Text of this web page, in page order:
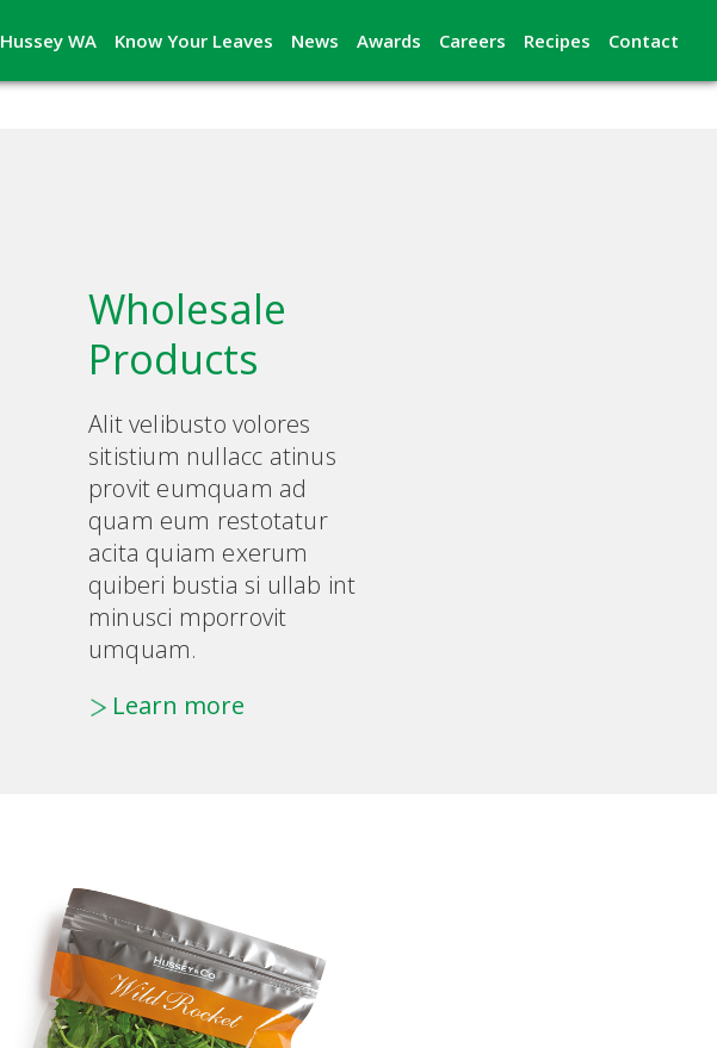
Hussey WA Know Your Leaves News Awards Careers Recipes Contact
Wholesale
Products
Alit velibusto volores
sitistium nullacc atinus
provit eumquam ad
quam eum restotatur
acita quiam exerum
quiberi bustia si ullab int
minusci mporrovit
umquam.
Learn more